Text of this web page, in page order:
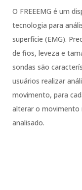
O FREEEMG é um
tecnologia para
superfície (EMG).
de fios, leveza e
sondas são
usuários realizar
movimento, para
alterar o movimento
analisado.